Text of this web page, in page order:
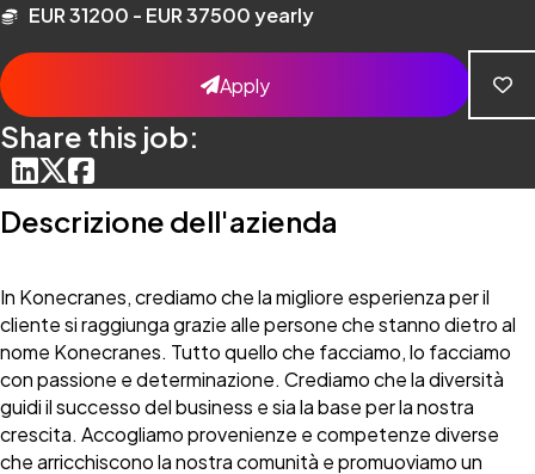
EUR 31200 - EUR 37500 yearly
Apply
Share this job:
Descrizione dell'azienda
In Konecranes, crediamo che la migliore esperienza per il
cliente si raggiunga grazie alle persone che stanno dietro al
nome Konecranes. Tutto quello che facciamo, lo facciamo
con passione e determinazione. Crediamo che la diversità
guidi il successo del business e sia la base per la nostra
crescita. Accogliamo provenienze e competenze diverse
che arricchiscono la nostra comunità e promuoviamo un